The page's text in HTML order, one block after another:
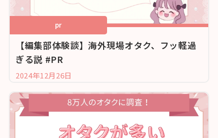
pr
【編集部体験談】海外現場オタク、フッ軽過
ぎる説 #PR
2024年12月26日